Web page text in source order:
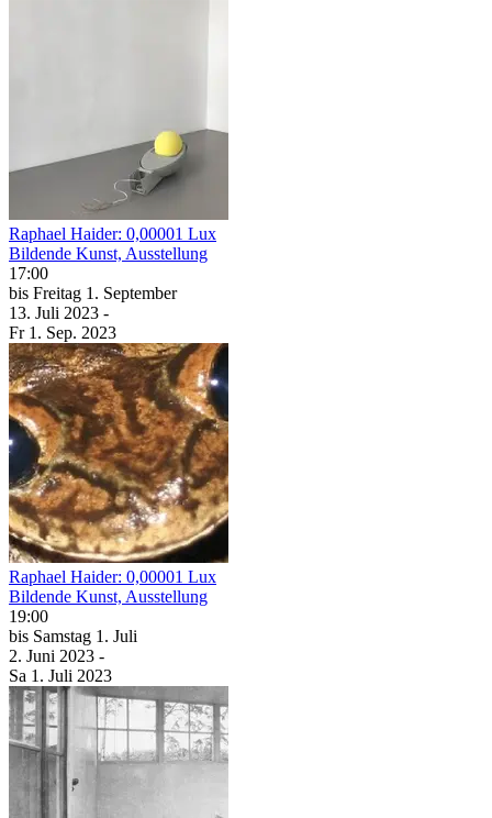
Raphael Haider: 0,00001 Lux
Bildende Kunst, Ausstellung
17:00
bis Freitag 1. September
13. Juli 2023 -
Fr 1. Sep. 2023
Raphael Haider: 0,00001 Lux
Bildende Kunst, Ausstellung
19:00
bis Samstag 1. Juli
2. Juni 2023 -
Sa 1. Juli 2023